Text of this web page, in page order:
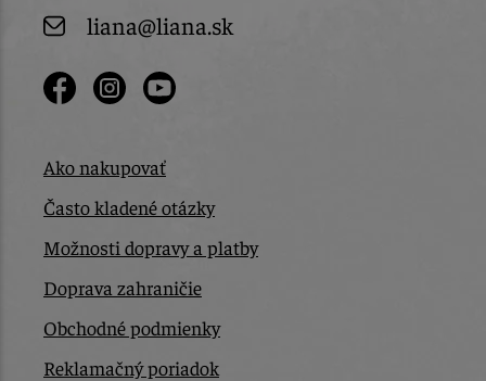
liana@liana.sk
Ako nakupovať
Často kladené otázky
Možnosti dopravy a platby
Doprava zahraničie
Obchodné podmienky
Reklamačný poriadok